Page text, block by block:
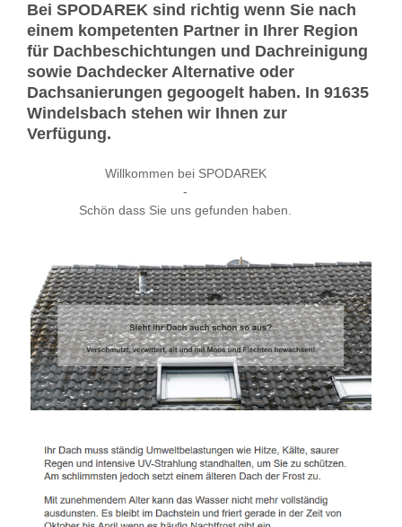
Bei SPODAREK sind richtig wenn Sie nach
einem kompetenten Partner in Ihrer Region
für Dachbeschichtungen und Dachreinigung
sowie Dachdecker Alternative oder
Dachsanierungen gegoogelt haben. In 91635
Windelsbach stehen wir Ihnen zur
Verfügung.
Willkommen bei SPODAREK
-
Schön dass Sie uns gefunden haben.